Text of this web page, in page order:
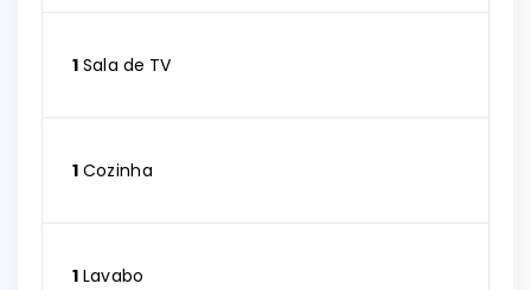
1 Sala de TV
1 Cozinha
1 Lavabo